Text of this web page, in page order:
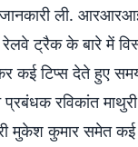
ली.
ट्रैक के बारे में
कई टिप्स देते हुए
रविकांत माथुरी
मुकेश कुमार समेत कई